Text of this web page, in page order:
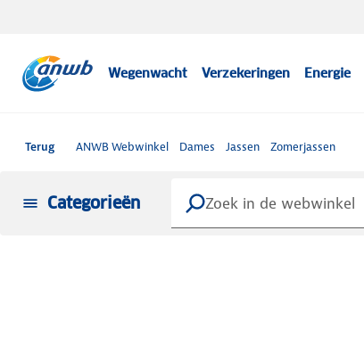
Wegenwacht Verzekeringen Energie
Terug ANWB Webwinkel Dames Jassen Zomerjassen
Categorieën